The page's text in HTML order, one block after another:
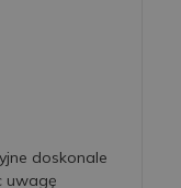
doskonale
uwagę